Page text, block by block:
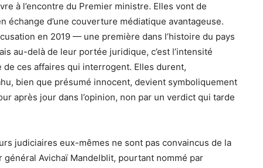
à l’encontre du Premier ministre. Elles vont de
échange d’une couverture médiatique avantageuse.
en 2019 — une première dans l’histoire du pays
au-delà de leur portée juridique, c’est l’intensité
ces affaires qui interrogent. Elles durent,
bien que présumé innocent, devient symboliquement
après jour dans l’opinion, non par un verdict qui tarde
judiciaires eux-mêmes ne sont pas convaincus de la
Avichaï Mandelblit, pourtant nommé par